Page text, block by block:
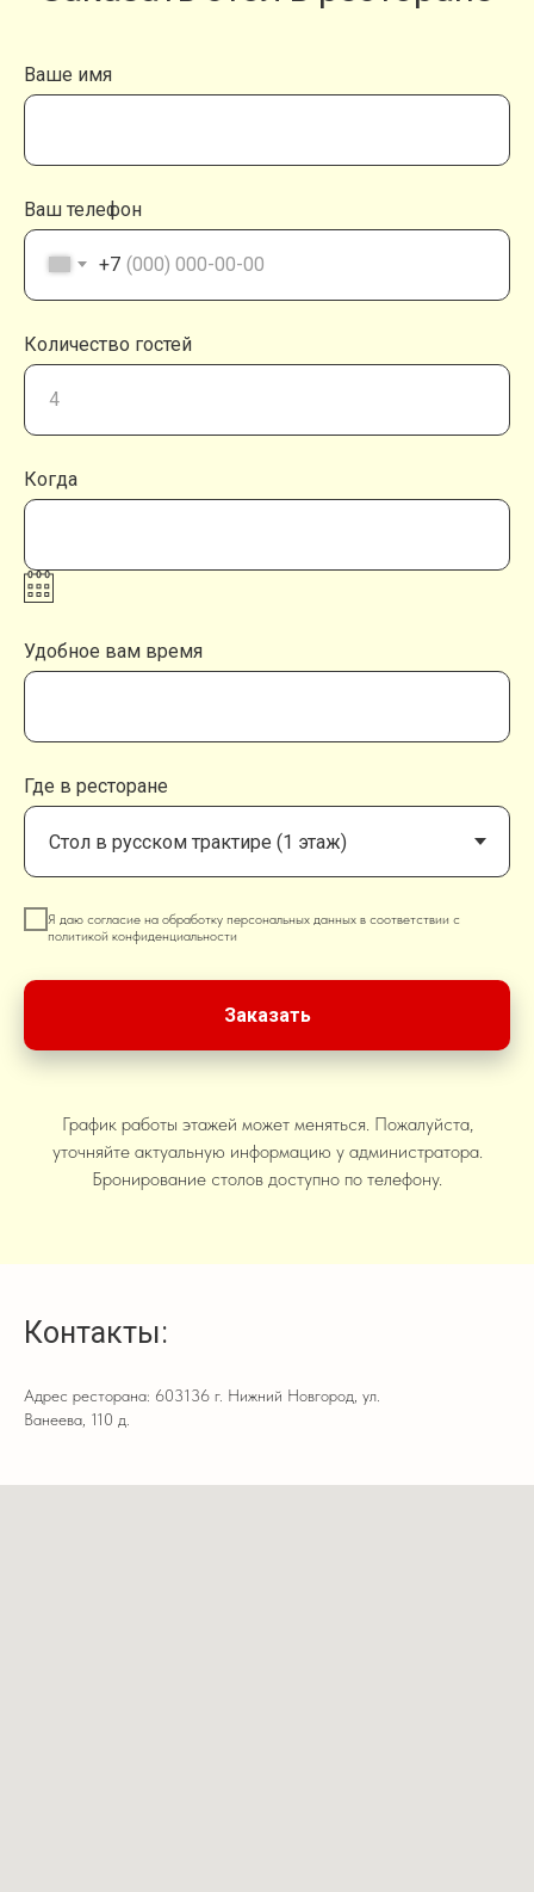
Ваше имя
Ваш телефон
+7
Количество гостей
Когда
Удобное вам время
Где в ресторане
Я даю согласие на обработку персональных данных в соответствии с
политикой конфиденциальности
Заказать
График работы этажей может меняться. Пожалуйста,
уточняйте актуальную информацию у администратора.
Бронирование столов доступно по телефону.
Контакты:
Адрес ресторана: 603136 г. Нижний Новгород, ул.
Ванеева, 110 д.